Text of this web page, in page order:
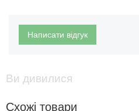
Написати відгук
Ви дивилися
Схожі товари